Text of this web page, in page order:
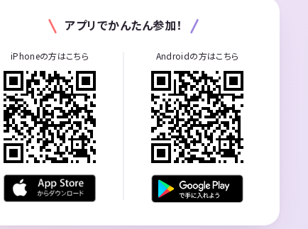
アプリでかんたん参加！
iPhoneの方はこちら Androidの方はこちら